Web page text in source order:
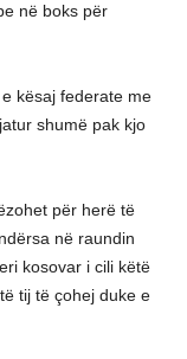
në boks për
kësaj federate me
shumë pak kjo
për herë të
në raundin
kosovar i cili këtë
tij të çohej duke e